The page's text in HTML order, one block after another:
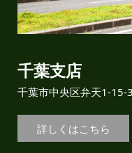
千葉支店
千葉市中央区弁天1-15-
詳しくはこちら